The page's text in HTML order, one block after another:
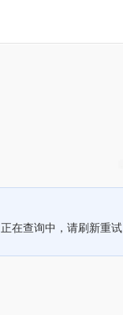
正在查询中，请刷新重试